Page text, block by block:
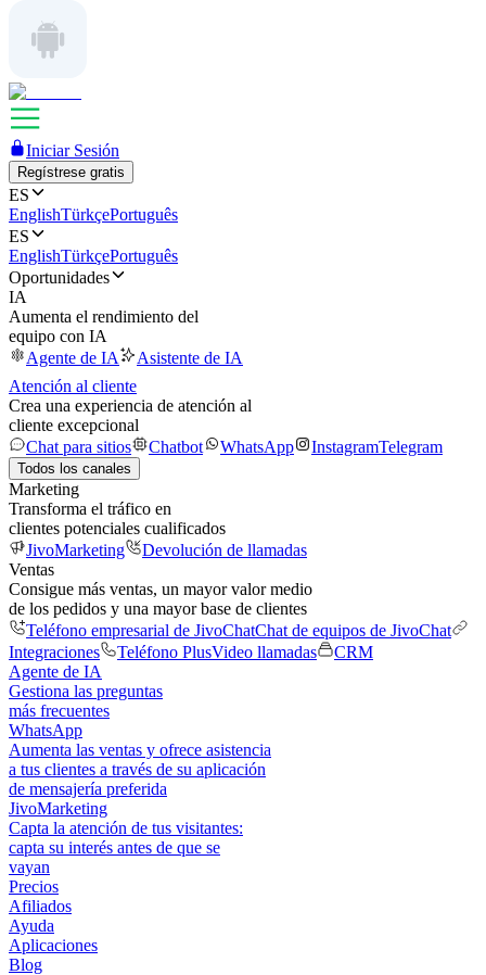
Iniciar Sesión
Regístrese gratis
ES
EnglishTürkçePortuguês
ES
EnglishTürkçePortuguês
Oportunidades
IA
Aumenta el rendimiento del
equipo con IA
Agente de IA
Asistente de IA
Atención al cliente
Crea una experiencia de atención al
cliente excepcional
Chat para sitios
Chatbot WhatsApp InstagramTelegram
Todos los canales
Marketing
Transforma el tráfico en
clientes potenciales cualificados
JivoMarketing
Devolución de llamadas
Ventas
Consigue más ventas, un mayor valor medio
de los pedidos y una mayor base de clientes
Teléfono empresarial de JivoChatChat de equipos de JivoChat
Integraciones
Teléfono PlusVideo llamadas
CRM
Agente de IA
Gestiona las preguntas
más frecuentes
WhatsApp
Aumenta las ventas y ofrece asistencia
a tus clientes a través de su aplicación
de mensajería preferida
JivoMarketing
Capta la atención de tus visitantes:
capta su interés antes de que se
vayan
Precios
Afiliados
Ayuda
Aplicaciones
Blog